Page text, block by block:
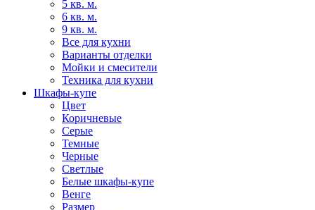
5 кв. м.
6 кв. м.
9 кв. м.
Все для кухни
Варианты отделки
Мойки и смесители
Техника для кухни
Шкафы-купе
Цвет
Коричневые
Серые
Темные
Черные
Светлые
Белые шкафы-купе
Венге
Размер